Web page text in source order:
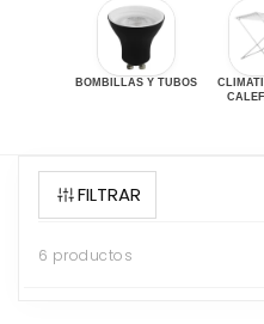
BOMBILLAS Y TUBOS
FILTRAR
6 productos